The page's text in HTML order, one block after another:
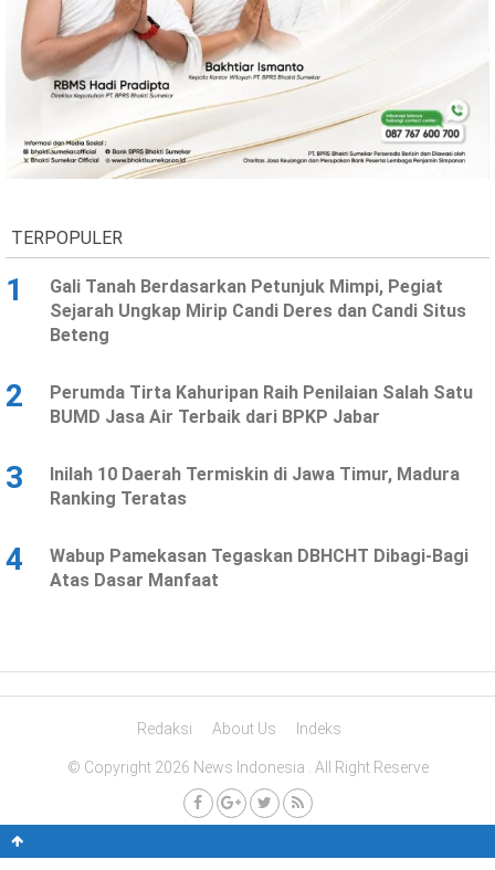
TERPOPULER
1
Gali Tanah Berdasarkan Petunjuk Mimpi, Pegiat
Sejarah Ungkap Mirip Candi Deres dan Candi Situs
Beteng
2
Perumda Tirta Kahuripan Raih Penilaian Salah Satu
BUMD Jasa Air Terbaik dari BPKP Jabar
3
Inilah 10 Daerah Termiskin di Jawa Timur, Madura
Ranking Teratas
4
Wabup Pamekasan Tegaskan DBHCHT Dibagi-Bagi
Atas Dasar Manfaat
Redaksi About Us Indeks
© Copyright 2026 News Indonesia . All Right Reserve